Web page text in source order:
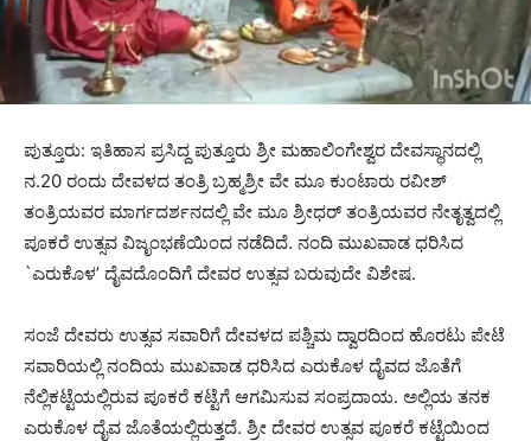
ಪುತ್ತೂರು: ಇತಿಹಾಸ ಪ್ರಸಿದ್ದ ಪುತ್ತೂರು ಶ್ರೀ ಮಹಾಲಿಂಗೇಶ್ವರ ದೇವಸ್ಥಾನದಲ್ಲಿ
ನ.20 ರಂದು ದೇವಳದ ತಂತ್ರಿ ಬ್ರಹ್ಮಶ್ರೀ ವೇ ಮೂ ಕುಂಟಾರು ರವೀಶ್
ತಂತ್ರಿಯವರ ಮಾರ್ಗದರ್ಶನದಲ್ಲಿ ವೇ ಮೂ ಶ್ರೀಧರ್ ತಂತ್ರಿಯವರ ನೇತೃತ್ವದಲ್ಲಿ
ಪೂಕರೆ ಉತ್ಸವ ವಿಜೃಂಭಣೆಯಿಂದ ನಡೆದಿದೆ. ನಂದಿ ಮುಖವಾಡ ಧರಿಸಿದ
`ಎರುಕೊಳ’ ದೈವದೊಂದಿಗೆ ದೇವರ ಉತ್ಸವ ಬರುವುದೇ ವಿಶೇಷ.
ಸಂಜೆ ದೇವರು ಉತ್ಸವ ಸವಾರಿಗೆ ದೇವಳದ ಪಶ್ಚಿಮ ದ್ವಾರದಿಂದ ಹೊರಟು ಪೇಟೆ
ಸವಾರಿಯಲ್ಲಿ ನಂದಿಯ ಮುಖವಾಡ ಧರಿಸಿದ ಎರುಕೊಳ ದೈವದ ಜೊತೆಗೆ
ನೆಲ್ಲಿಕಟ್ಟೆಯಲ್ಲಿರುವ ಪೂಕರೆ ಕಟ್ಟೆಗೆ ಆಗಮಿಸುವ ಸಂಪ್ರದಾಯ. ಅಲ್ಲಿಯ ತನಕ
ಎರುಕೊಳ ದೈವ ಜೊತೆಯಲ್ಲಿರುತ್ತದೆ. ಶ್ರೀ ದೇವರ ಉತ್ಸವ ಪೂಕರೆ ಕಟ್ಟೆಯಿಂದ